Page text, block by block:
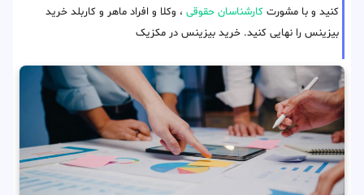
کنید و با مشورت کارشناسان حقوقی ، وکلا و افراد ماهر و کاربلد خرید
بیزینس را نهایی کنید. خرید بیزینس در مکزیک